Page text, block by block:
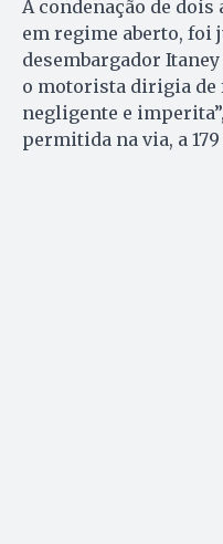
A condenação de dois
em regime aberto, foi
desembargador
o motorista dirigia de
negligente e
permitida na via, a